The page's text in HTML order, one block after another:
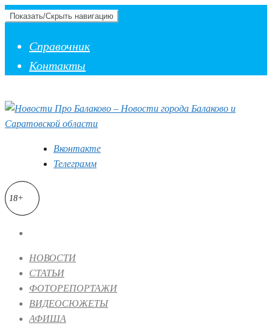
Показать/Скрыть навигацию
Справочник
Контакты
Вконтакте
Телеграмм
18+
НОВОСТИ
СТАТЬИ
ФОТОРЕПОРТАЖИ
ВИДЕОСЮЖЕТЫ
АФИША